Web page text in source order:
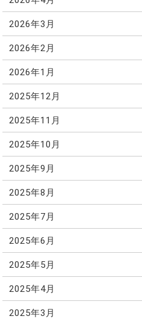
2026年3月
2026年2月
2026年1月
2025年12月
2025年11月
2025年10月
2025年9月
2025年8月
2025年7月
2025年6月
2025年5月
2025年4月
2025年3月